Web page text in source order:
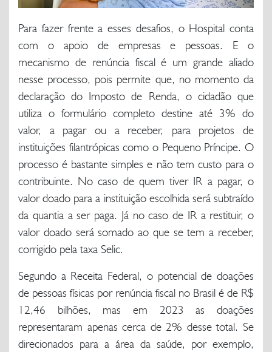
Para fazer frente a esses desafios, o Hospital conta
com o apoio de empresas e pessoas. E o
mecanismo de renúncia fiscal é um grande aliado
nesse processo, pois permite que, no momento da
declaração do Imposto de Renda, o cidadão que
utiliza o formulário completo destine até 3% do
valor, a pagar ou a receber, para projetos de
instituições filantrópicas como o Pequeno Príncipe. O
processo é bastante simples e não tem custo para o
contribuinte. No caso de quem tiver IR a pagar, o
valor doado para a instituição escolhida será subtraído
da quantia a ser paga. Já no caso de IR a restituir, o
valor doado será somado ao que se tem a receber,
corrigido pela taxa Selic.
Segundo a Receita Federal, o potencial de doações
de pessoas físicas por renúncia fiscal no Brasil é de R$
12,46 bilhões, mas em 2023 as doações
representaram apenas cerca de 2% desse total. Se
direcionados para a área da saúde, por exemplo,